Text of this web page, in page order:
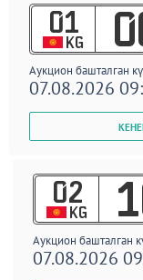
01
KG
Аукцион башталган
07.08.2026
02
KG
Аукцион башталган
07.08.2026